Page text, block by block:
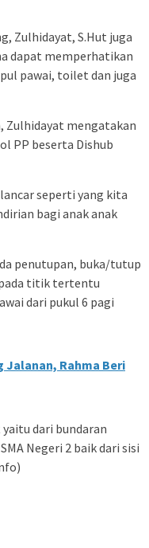
Zulhidayat, S.Hut juga
dapat memperhatikan
pawai, toilet dan juga
Zulhidayat mengatakan
PP beserta Dishub
seperti yang kita
bagi anak anak
penutupan, buka/tutup
titik tertentu
dari pukul 6 pagi
Jalanan, Rahma Beri
dari bundaran
Negeri 2 baik dari sisi